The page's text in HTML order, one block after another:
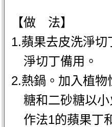
【做 法】
1.蘋果去皮洗淨
淨切丁備用。
2.熱鍋。加入植
糖和二砂糖以
作法1的蘋果丁